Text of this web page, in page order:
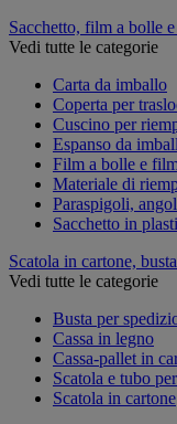
Sacchetto, film a bolle
Vedi tutte le categorie
Carta da imballo
Coperta per
Cuscino per
Espanso da
Film a bolle e
Materiale di
Paraspigoli,
Sacchetto in
Scatola in cartone,
Vedi tutte le categorie
Busta per
Cassa in legno
Cassa-pallet in
Scatola e tubo
Scatola in cartone